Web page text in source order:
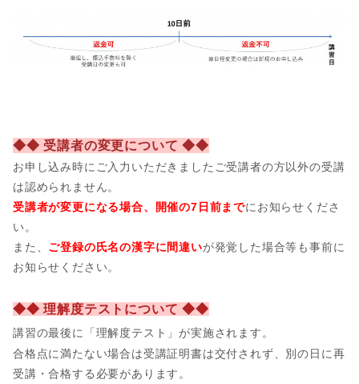
◆◆ 受講者の変更について ◆◆
お申し込み時にご入力いただきましたご受講者の方以外の受講
は認められません。
受講者が変更になる場合、開催の7日前までにお知らせくださ
い。
また、 ご登録の氏名の漢字に間違いが発覚した場合等も事前に
お知らせください。
◆◆ 理解度テストについて ◆◆
講習の最後に「理解度テスト」が実施されます。
合格点に満たない場合は受講証明書は交付されず、別の日に再
受講・合格する必要があります。